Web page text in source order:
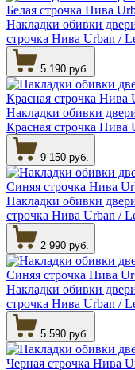
Накладки обивки
строчка Нива Urban /
5 190 руб.
Накладки обивки
Красная строчка Нива
9 150 руб.
Накладки обивки
строчка Нива Urban /
2 990 руб.
Накладки обивки
строчка Нива Urban /
5 590 руб.